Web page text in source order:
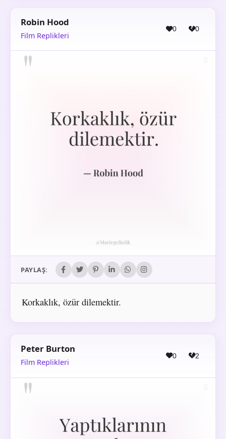
Robin Hood
Film Replikleri
0 0
PAYLAŞ:
Korkaklık, özür dilemektir.
Peter Burton
Film Replikleri
0 2